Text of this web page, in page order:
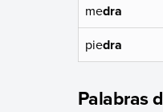
medra
piedra
Palabras